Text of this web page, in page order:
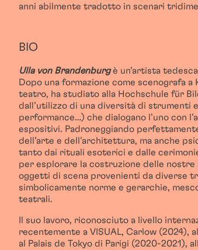
anni abilmente tradotto in scenari
BIO
Ulla von Brandenburgè un’artista
Dopo una formazione come scenografa
teatro, ha studiato alla Hochschule für
dall’utilizzo di una diversità di strumenti
performance…) che dialogano l’uno con
espositivi. Padroneggiando
dell’arte e dell’architettura, ma anche
tanto dai rituali esoterici e dalle
per esplorare la costruzione delle
oggetti di scena provenienti da diverse
simbolicamente norme e gerarchie,
teatrali.
Il suo lavoro, riconosciuto a livello
recentemente a VISUAL, Carlow (2024),
al Palais de Tokyo di Parigi (2020-2021),